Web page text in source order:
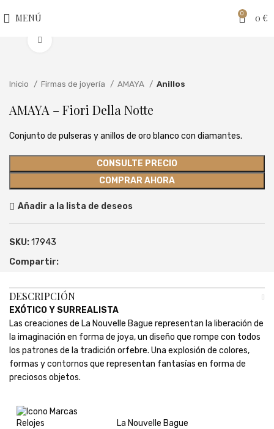
MENÚ 0 0 €
Inicio Firmas de joyería AMAYA Anillos
AMAYA – Fiori Della Notte
Conjunto de pulseras y anillos de oro blanco con diamantes.
CONSULTE PRECIO
COMPRAR AHORA
Añadir a la lista de deseos
SKU:17943
Compartir:
DESCRIPCIÓN
EXÓTICO Y SURREALISTA
Las creaciones de La Nouvelle Bague representan la liberación de
la imaginación en forma de joya, un diseño que rompe con todos
los patrones de la tradición orfebre. Una explosión de colores,
formas y contornos que representan fantasías en forma de
preciosos objetos.
La Nouvelle Bague